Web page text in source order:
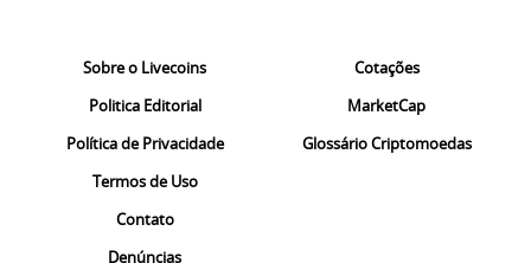
Sobre o Livecoins
Politica Editorial
Política de Privacidade
Termos de Uso
Contato
Denúncias
Cotações
MarketCap
Glossário Criptomoedas